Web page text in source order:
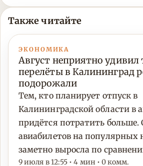
Также читайте
ЭКОНОМИКА
Август неприятно удивил
перелёты в Калининград
подорожали
Тем, кто планирует отпуск в
Калининградской области в
придётся потратить больше.
авиабилетов на популярных
заметно выросла по
9 июля в 12:55 • 4 мин • 0 комм.